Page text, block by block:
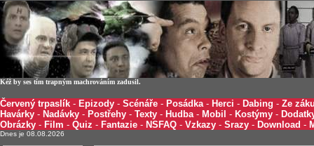
Kéž by ses tím trapným machrováním zadusil.
Červený trpaslík - Epizody - Scénáře - Posádka- Herci - Dabing - Ze
Havárky - Nadávky - Postřehy - Texty - Hudba- Mobil - Kostýmy -
Obrázky - Film - Quiz - Fantazie - NSFAQ - Vzkazy - Srazy - Download -
Dnes je 08.08.2026